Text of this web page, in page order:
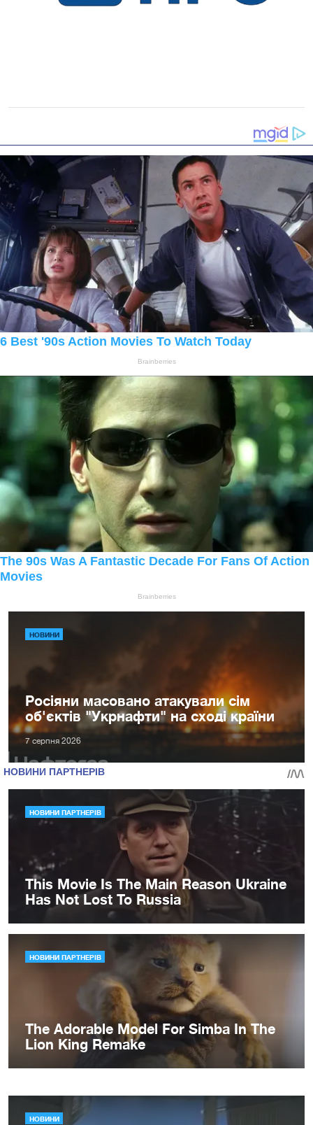
НОВИНИ
Росіяни масовано атакували сім
об'єктів "Укрнафти" на сході країни
7 серпня 2026
НОВИНИ